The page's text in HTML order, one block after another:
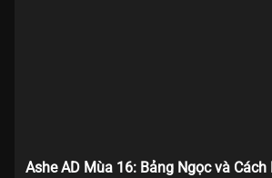
Ashe AD Mùa 16: Bảng Ngọc và